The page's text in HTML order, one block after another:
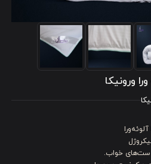
ورونیکا
ست‌های خواب.